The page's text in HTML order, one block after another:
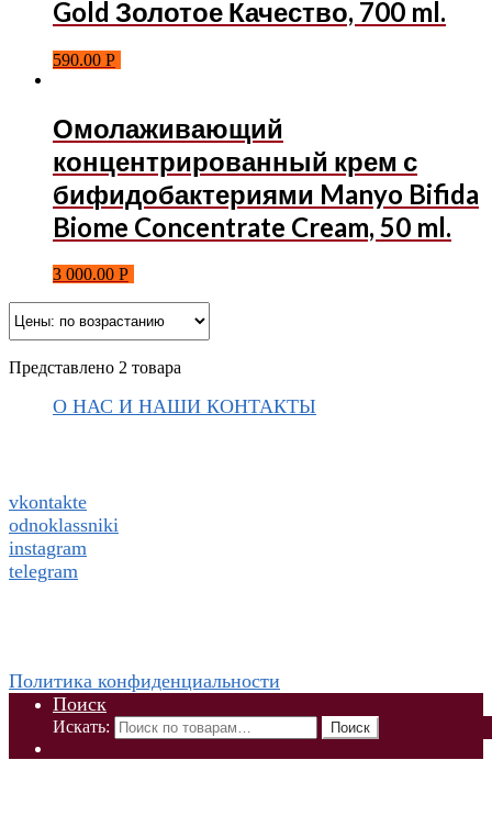
Gold Золотое Качество, 700 ml.
590.00 Р
Омолаживающий
концентрированный крем с
бифидобактериями Manyo Bifida
Biome Concentrate Cream, 50 ml.
3 000.00 Р
Представлено 2 товара
О НАС И НАШИ КОНТАКТЫ
vkontakte
odnoklassniki
instagram
telegram
Политика конфиденциальности
Поиск
Искать: Поиск